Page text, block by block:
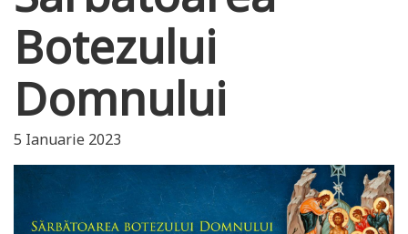
Botezului
Domnului
5 Ianuarie 2023